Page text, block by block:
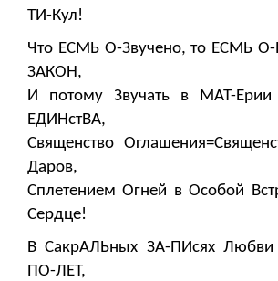
ТИ-Кул!
Что ЕСМЬ О-Звучено, то ЕСМЬ О-
ЗАКОН,
И потому Звучать в МАТ-Ерии
ЕДИНстВА,
Священство
Даров,
Сплетением Огней в Особой
Сердце!
В СакрАЛЬных ЗА-ПИсях
ПО-ЛЕТ,